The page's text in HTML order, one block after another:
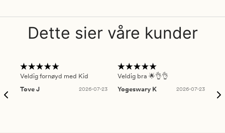
Dette sier våre kunder
Veldig fornøyd med Kid
Tove J
2026-07-23
Veldig bra 🌟👌👌
Yogeswary K
2026-07-23